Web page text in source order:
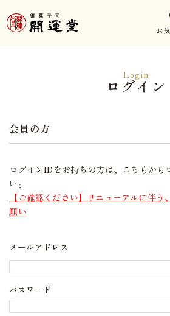
お
Login
ログイン
会員の方
ログインIDをお持ちの方は、こちらから
い。
【ご確認ください】リニューアルに伴
願い
メールアドレス
パスワード